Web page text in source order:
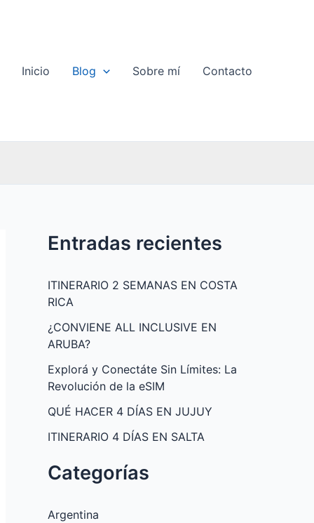
Inicio Blog Sobre mí Contacto
Entradas recientes
ITINERARIO 2 SEMANAS EN COSTA
RICA
¿CONVIENE ALL INCLUSIVE EN
ARUBA?
Explorá y Conectáte Sin Límites: La
Revolución de la eSIM
QUÉ HACER 4 DÍAS EN JUJUY
ITINERARIO 4 DÍAS EN SALTA
Categorías
Argentina